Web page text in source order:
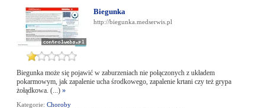
Biegunka
http://biegunka.medserwis.pl
Biegunka może się pojawić w zaburzeniach nie połączonych z układem
pokarmowym, jak zapalenie ucha środkowego, zapalenie krtani czy też grypa
żołądkowa. (...) »
Kategorie: Choroby